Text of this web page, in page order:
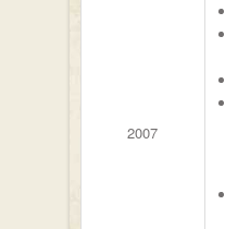
2007